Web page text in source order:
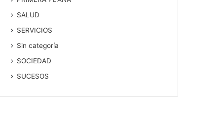
SALUD
SERVICIOS
Sin categoría
SOCIEDAD
SUCESOS